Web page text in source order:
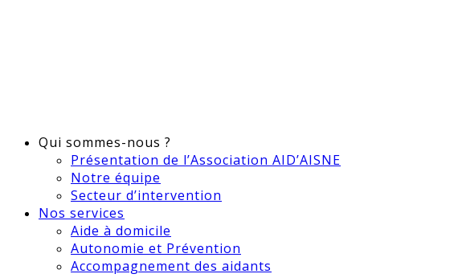
Qui sommes-nous ?
Présentation de l’Association AID’AISNE
Notre équipe
Secteur d’intervention
Nos services
Aide à domicile
Autonomie et Prévention
Accompagnement des aidants